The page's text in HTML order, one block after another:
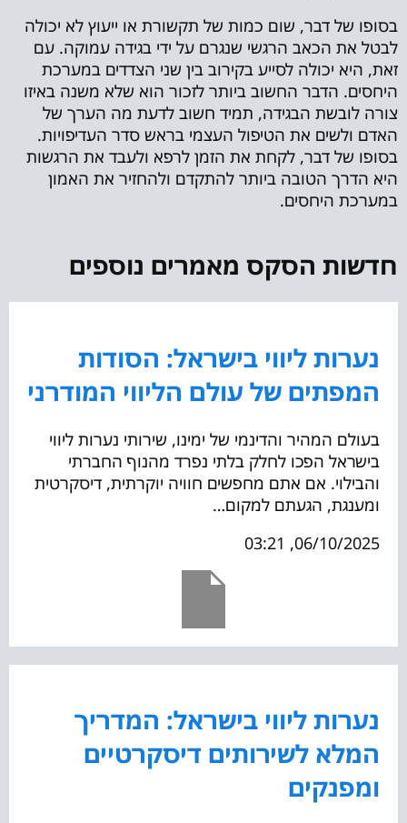
בסופו של דבר, שום כמות של תקשורת או ייעוץ לא יכולה
לבטל את הכאב הרגשי שנגרם על ידי בגידה עמוקה. עם
זאת, היא יכולה לסייע בקירוב בין שני הצדדים במערכת
היחסים. הדבר החשוב ביותר לזכור הוא שלא משנה באיזו
צורה לובשת הבגידה, תמיד חשוב לדעת מה הערך של
האדם ולשים את הטיפול העצמי בראש סדר העדיפויות.
בסופו של דבר, לקחת את הזמן לרפא ולעבד את הרגשות
היא הדרך הטובה ביותר להתקדם ולהחזיר את האמון
במערכת היחסים.
חדשות הסקס מאמרים נוספים
נערות ליווי בישראל: הסודות
המפתים של עולם הליווי המודרני
בעולם המהיר והדינמי של ימינו, שירותי נערות ליווי
בישראל הפכו לחלק בלתי נפרד מהנוף החברתי
והבילוי. אם אתם מחפשים חוויה יוקרתית, דיסקרטית
ומענגת, הגעתם למקום…
06/10/2025, 03:21
נערות ליווי בישראל: המדריך
המלא לשירותים דיסקרטיים
ומפנקים